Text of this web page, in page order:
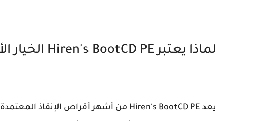
لماذا يعتبر Hiren's BootCD PE الخيار الأفضل؟